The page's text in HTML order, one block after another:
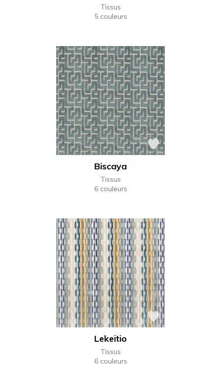
Tissus
5 couleurs
Biscaya
Tissus
6 couleurs
Lekeitio
Tissus
6 couleurs